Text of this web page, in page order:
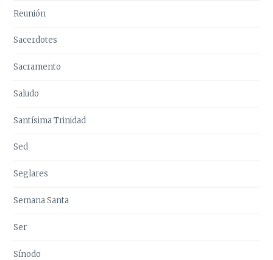
Reunión
Sacerdotes
Sacramento
Saludo
Santísima Trinidad
Sed
Seglares
Semana Santa
Ser
Sínodo